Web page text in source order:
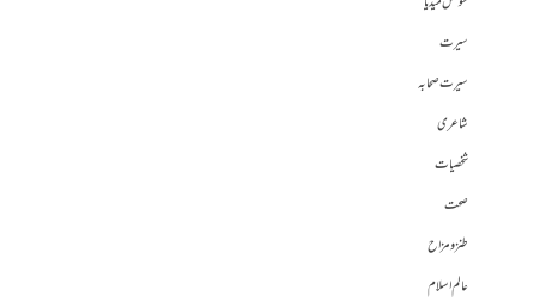
سیرت
سیرت صحابہ
شاعری
شخصیات
صحت
طنز و مزاح
عالم اسلام